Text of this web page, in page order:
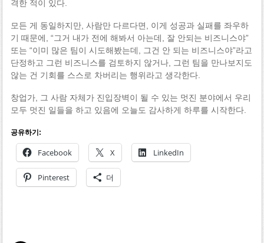
격한 적이 있다.
모든 게 동일하지만, 사람만 다르다면, 이게 성공과 실패를 좌우하
기 때문에, “그거 내가 전에 해봐서 아는데, 잘 안되는 비즈니스야”
또는 “이미 많은 팀이 시도해봤는데, 그건 안 되는 비즈니스야”라고
단정하고 그런 비즈니스를 검토하지 않거나, 그런 팀을 만나보지도
않는 건 기회를 스스로 차버리는 행위라고 생각한다.
창업가, 그 사람 자체가 진입장벽이 될 수 있는 멋진 분야에서 우리
모두 멋진 일들을 하고 있음에 오늘도 감사하게 하루를 시작한다.
공유하기:
Facebook X LinkedIn
Pinterest 더